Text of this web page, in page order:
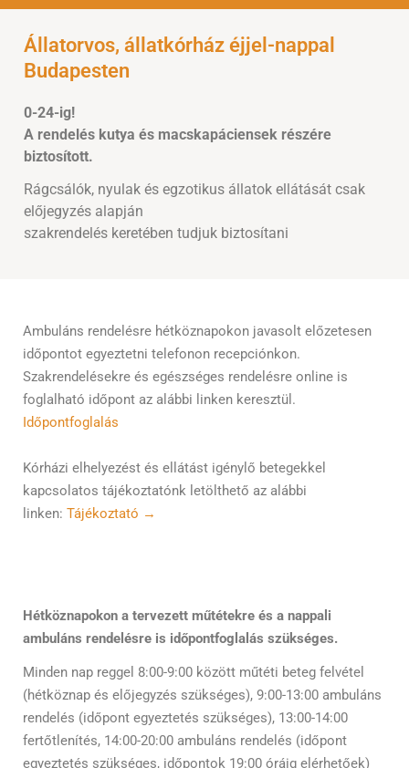
Állatorvos, állatkórház éjjel-nappal
Budapesten
0-24-ig!
A rendelés kutya és macskapáciensek részére
biztosított.
Rágcsálók, nyulak és egzotikus állatok ellátását csak
előjegyzés alapján
szakrendelés keretében tudjuk biztosítani
Ambuláns rendelésre hétköznapokon javasolt előzetesen
időpontot egyeztetni telefonon recepciónkon.
Szakrendelésekre és egészséges rendelésre online is
foglalható időpont az alábbi linken keresztül.
Időpontfoglalás
Kórházi elhelyezést és ellátást igénylő betegekkel
kapcsolatos tájékoztatónk letölthető az alábbi
linken: Tájékoztató →
Hétköznapokon a tervezett műtétekre és a nappali
ambuláns rendelésre is időpontfoglalás szükséges.
Minden nap reggel 8:00-9:00 között műtéti beteg felvétel
(hétköznap és előjegyzés szükséges), 9:00-13:00 ambuláns
rendelés (időpont egyeztetés szükséges), 13:00-14:00
fertőtlenítés, 14:00-20:00 ambuláns rendelés (időpont
egyeztetés szükséges, időpontok 19:00 óráig elérhetőek)